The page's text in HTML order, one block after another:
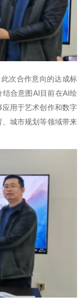
次合作意向的达成标
合意图AI目前在AI绘
用于艺术创作和数字
城市规划等领域带来